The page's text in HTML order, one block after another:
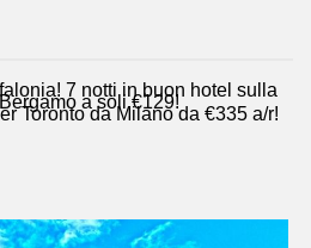
7 notti in buon hotel sulla
a soli €129!
Toronto da Milano da €335 a/r!